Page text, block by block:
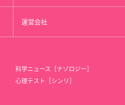
運営会社
科学ニュース［ナゾロジー］
心理テスト［シンリ］